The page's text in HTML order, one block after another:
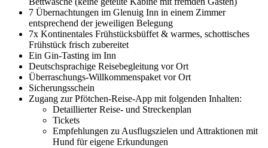
7 Übernachtungen im Glenuig Inn in einem Zimmer
entsprechend der jeweiligen Belegung
7x Kontinentales Frühstücksbüffet & warmes, schottisches
Frühstück frisch zubereitet
Ein Gin-Tasting im Inn
Deutschsprachige Reisebegleitung vor Ort
Überraschungs-Willkommenspaket vor Ort
Sicherungsschein
Zugang zur Pfötchen-Reise-App mit folgenden Inhalten:
Detaillierter Reise- und Streckenplan
Tickets
Empfehlungen zu Ausflugszielen und Attraktionen mit
Hund für eigene Erkundungen